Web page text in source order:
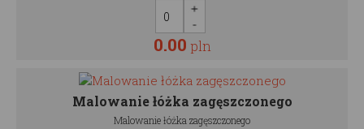
0.00 pln
Malowanie łóżka zagęszczonego
Malowanie łóżka zagęszczonego